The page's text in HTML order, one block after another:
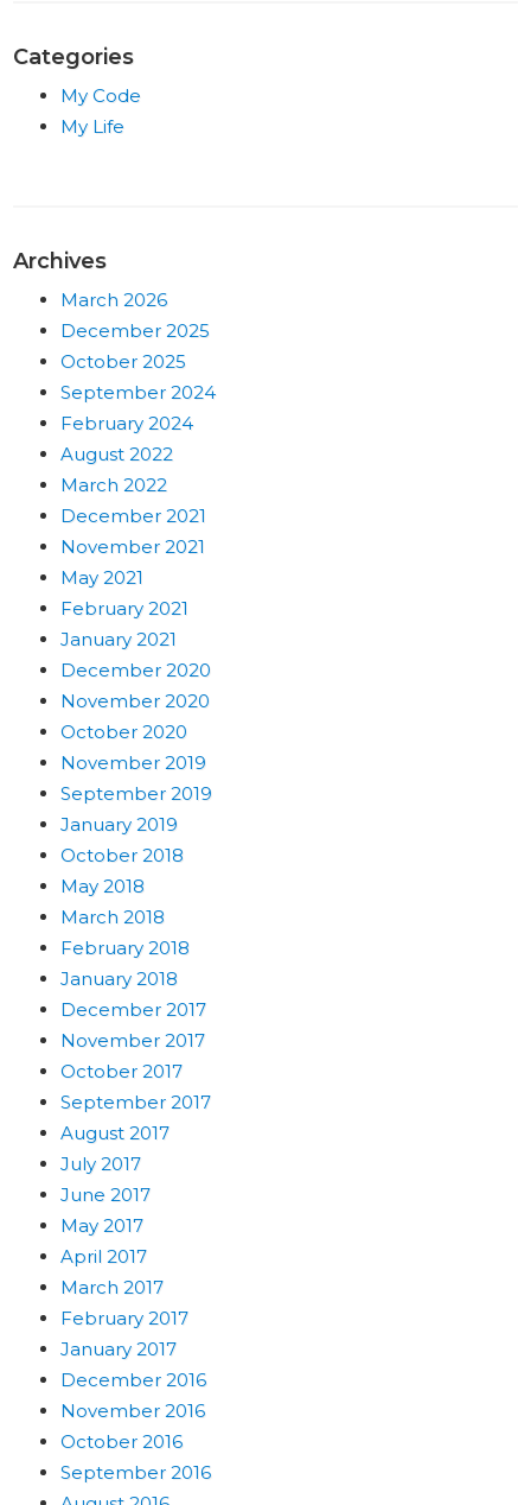
Categories
My Code
My Life
Archives
March 2026
December 2025
October 2025
September 2024
February 2024
August 2022
March 2022
December 2021
November 2021
May 2021
February 2021
January 2021
December 2020
November 2020
October 2020
November 2019
September 2019
January 2019
October 2018
May 2018
March 2018
February 2018
January 2018
December 2017
November 2017
October 2017
September 2017
August 2017
July 2017
June 2017
May 2017
April 2017
March 2017
February 2017
January 2017
December 2016
November 2016
October 2016
September 2016